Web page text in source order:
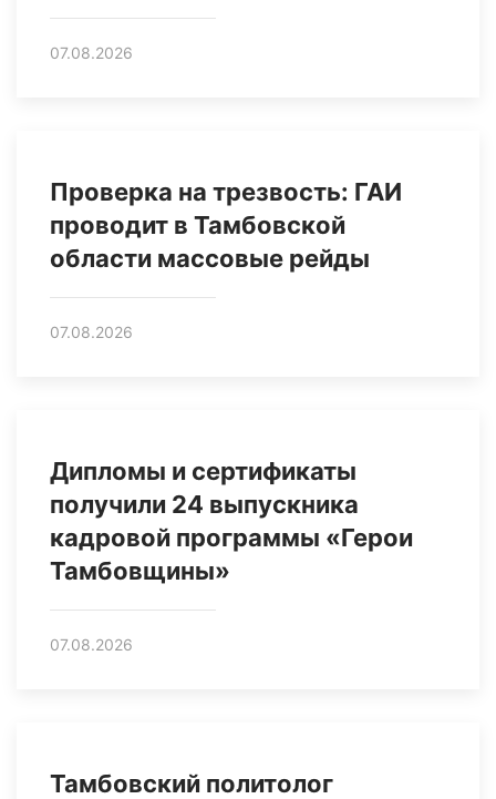
07.08.2026
Проверка на трезвость: ГАИ
проводит в Тамбовской
области массовые рейды
07.08.2026
Дипломы и сертификаты
получили 24 выпускника
кадровой программы «Герои
Тамбовщины»
07.08.2026
Тамбовский политолог